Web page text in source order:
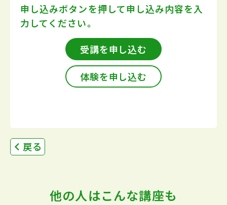
申し込みボタンを押して申し込み内容を入
力してください。
受講を申し込む
体験を申し込む
戻る
他の人はこんな講座も